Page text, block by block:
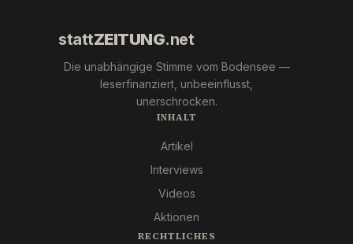
stattZEITUNG.net
Die unabhängige Stimme vom Bodensee —
leserfinanziert, unbeeinflusst,
unerschrocken.
INHALT
Artikel
Interviews
Videos
Aktionen
RECHTLICHES